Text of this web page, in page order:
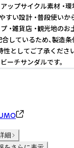
ップサイクル素材 ・
すい設計 ・普段使い
・雑貨店 ・観光地の
しているため、製造
性としてご了承くださ
ーチサンダルです。
細